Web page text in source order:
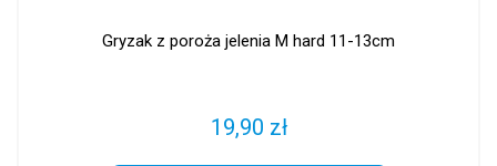
Gryzak z poroża jelenia M hard 11-13cm
19,90 zł